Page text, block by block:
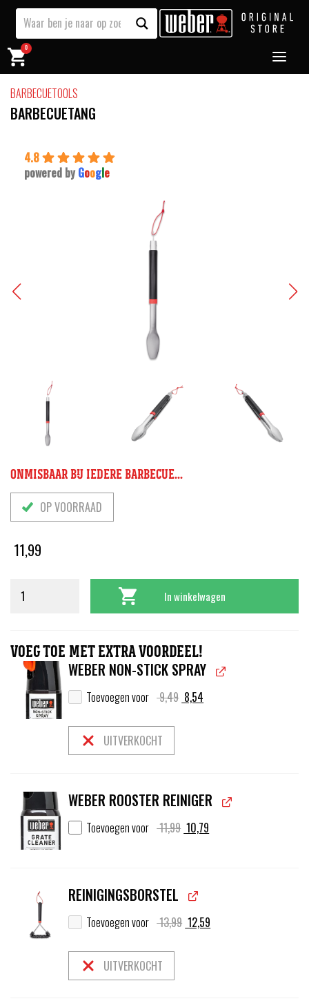
0
BARBECUETOOLS
BARBECUETANG
4.8
powered by Google
ONMISBAAR BIJ IEDERE BARBECUE...
OP VOORRAAD
11,99
In winkelwagen
VOEG TOE MET EXTRA VOORDEEL!
WEBER NON-STICK SPRAY
Toevoegen voor 9,49 Oorspronkelijke
prijs
8,54
prijs
UITVERKOCHT
WEBER ROOSTER REINIGER
Toevoegen voor 11,99 Oorspronkelijke
prijs
10,79
prijs
REINIGINGSBORSTEL
Toevoegen voor 13,99 Oorspronkelijke
prijs
12,59
prijs
UITVERKOCHT